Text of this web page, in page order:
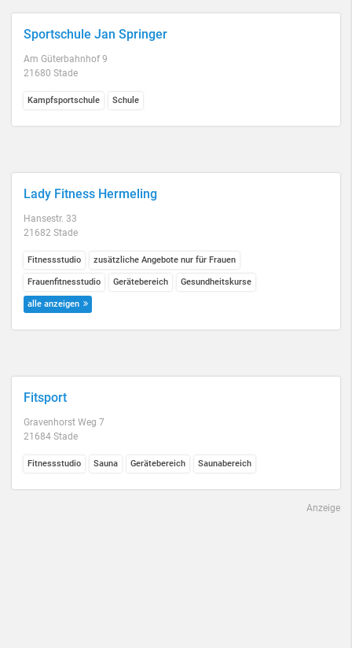
Sportschule Jan Springer
Am Güterbahnhof 9
21680 Stade
Kampfsportschule Schule
Lady Fitness Hermeling
Hansestr. 33
21682 Stade
Fitnessstudio zusätzliche Angebote nur für Frauen
Frauenfitnesstudio Gerätebereich Gesundheitskurse
alle anzeigen
Fitsport
Gravenhorst Weg 7
21684 Stade
Fitnessstudio Sauna Gerätebereich Saunabereich
Anzeige